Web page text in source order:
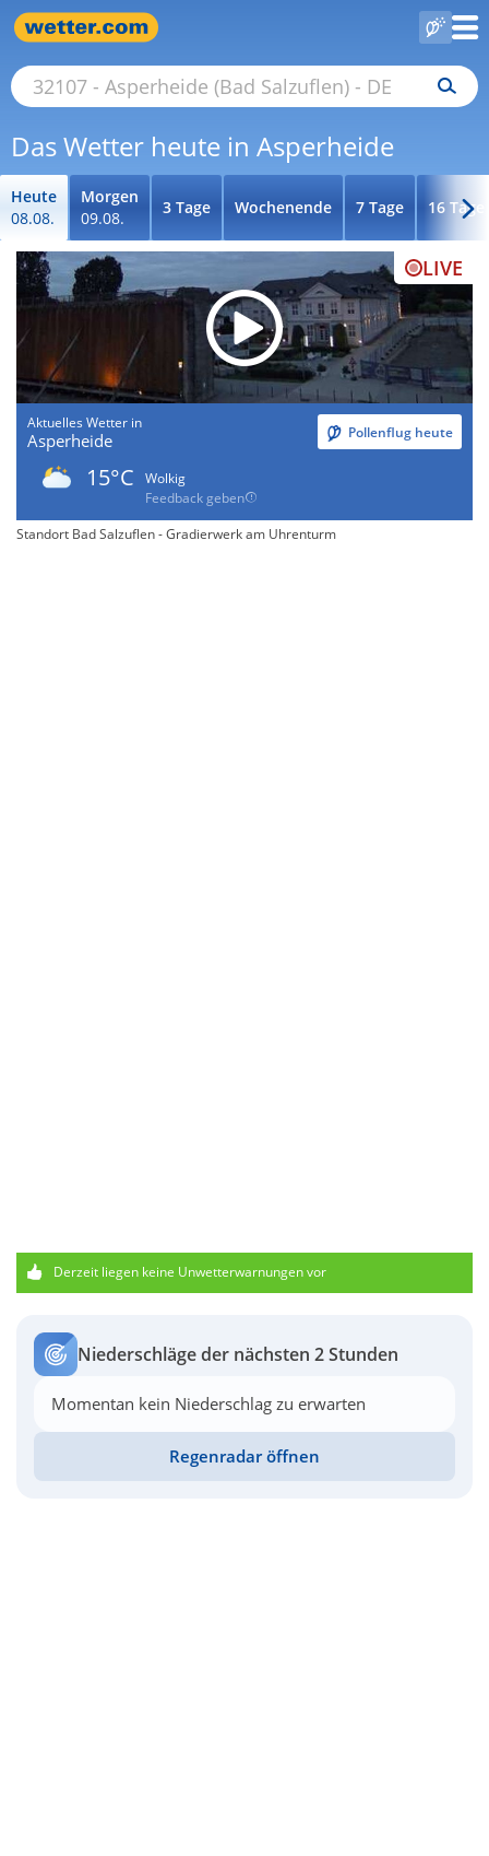
Das Wetter heute in Asperheide
Heute
08.08.
Morgen
09.08.
3 Tage Wochenende 7 Tage 16 Tage
LIVE
Aktuelles Wetter in
Asperheide Pollenflug heute
15°C
Wolkig
Feedback geben
Standort Bad Salzuflen - Gradierwerk am Uhrenturm
Derzeit liegen keine Unwetterwarnungen vor
Niederschläge der nächsten 2 Stunden
Momentan kein Niederschlag zu erwarten
Regenradar öffnen